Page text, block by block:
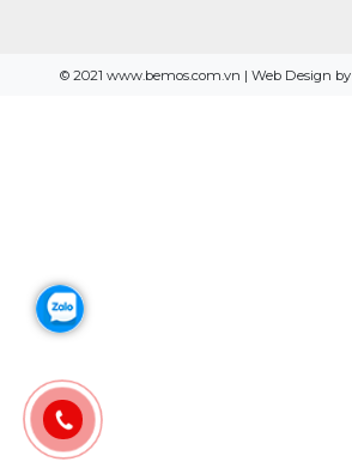
© 2021 www.bemos.com.vn | Web Design